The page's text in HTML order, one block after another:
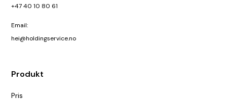
+47 40 10 80 61
Email:
hei@holdingservice.no
Produkt
Pris